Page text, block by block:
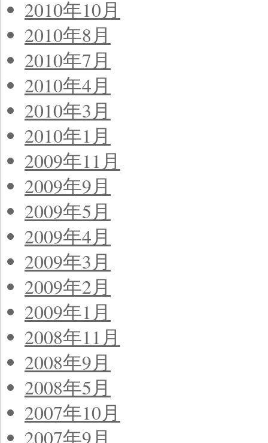
2010年10月
2010年8月
2010年7月
2010年4月
2010年3月
2010年1月
2009年11月
2009年9月
2009年5月
2009年4月
2009年3月
2009年2月
2009年1月
2008年11月
2008年9月
2008年5月
2007年10月
2007年9月